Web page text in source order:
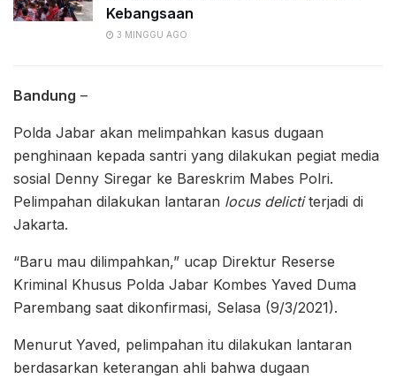
Kebangsaan
3 MINGGU AGO
Bandung –
Polda Jabar akan melimpahkan kasus dugaan
penghinaan kepada santri yang dilakukan pegiat media
sosial Denny Siregar ke Bareskrim Mabes Polri.
Pelimpahan dilakukan lantaran locus delictiterjadi di
Jakarta.
“Baru mau dilimpahkan,” ucap Direktur Reserse
Kriminal Khusus Polda Jabar Kombes Yaved Duma
Parembang saat dikonfirmasi, Selasa (9/3/2021).
Menurut Yaved, pelimpahan itu dilakukan lantaran
berdasarkan keterangan ahli bahwa dugaan